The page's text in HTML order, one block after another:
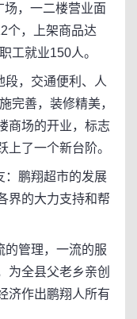
，一二楼营业面
个，上架商品达
工就业150人。
，交通便利、人
完善，装修精美，
商场的开业，标志
了一个新台阶。
鹏翔超市的发展
界的大力支持和帮
管理，一流的服
为全县父老乡亲创
济作出鹏翔人所有